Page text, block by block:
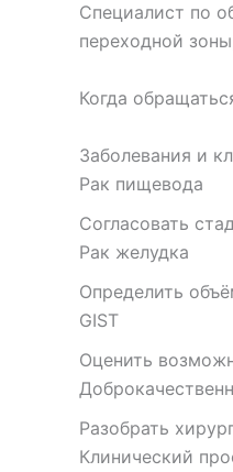
Специалист по
переходной
Когда
Заболевания и
Рак пищевода
Согласовать
Рак желудка
Определить
GIST
Оценить
Разобрать
Клинический